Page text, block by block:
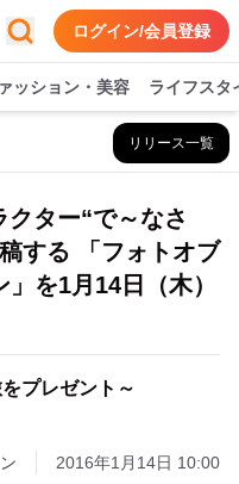
ログイン/会員登録
ッション・美容 ライフスタ
リリース一覧
ター“で～なさ
する 「フォトオブ
を1月14日（木）
プレゼント～
2016年1月14日 10:00